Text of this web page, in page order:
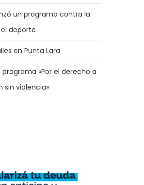
un programa contra la
deporte
en Punta Lara
programa «Por el derecho a
sin violencia»